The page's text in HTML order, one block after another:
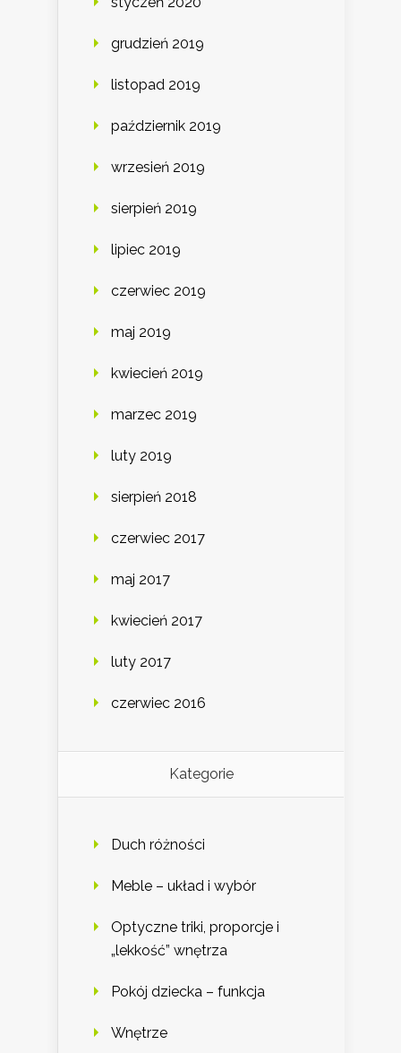
grudzień 2019
listopad 2019
październik 2019
wrzesień 2019
sierpień 2019
lipiec 2019
czerwiec 2019
maj 2019
kwiecień 2019
marzec 2019
luty 2019
sierpień 2018
czerwiec 2017
maj 2017
kwiecień 2017
luty 2017
czerwiec 2016
Kategorie
Duch różności
Meble – układ i wybór
Optyczne triki, proporcje i
„lekkość” wnętrza
Pokój dziecka – funkcja
Wnętrze